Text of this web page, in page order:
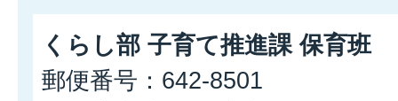
くらし部 子育て推進課 保育班
郵便番号：642-8501